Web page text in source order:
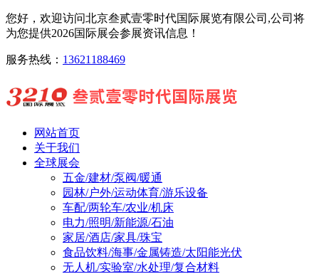
您好，欢迎访问北京叁贰壹零时代国际展览有限公司,公司将
为您提供2026国际展会参展资讯信息！
服务热线： 13621188469
网站首页
关于我们
全球展会
五金/建材/泵阀/暖通
园林/户外/运动体育/游乐设备
车配/两轮车/农业/机床
电力/照明/新能源/石油
家居/酒店/家具/珠宝
食品饮料/海事/金属铸造/太阳能光伏
无人机/实验室/水处理/复合材料